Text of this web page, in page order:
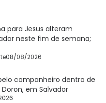
para Jesus alteram
neste fim de semana;
08/08/2026
companheiro dentro de
em Salvador